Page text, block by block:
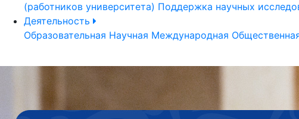
(работников университета) Поддержка научных
Деятельность
Образовательная Научная Международная